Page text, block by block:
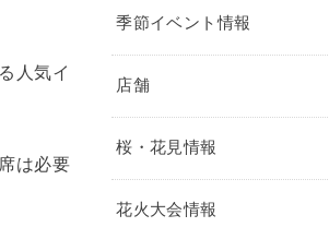
人気イ
は必要
季節イベント情報
店舗
桜・花見情報
花火大会情報